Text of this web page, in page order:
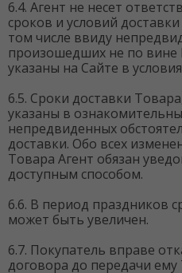
6.4. Агент не несет
сроков и условий
том числе ввиду
произошедших не по
указаны на Сайте в
6.5. Сроки доставки
указаны в
непредвиденных
доставки. Обо всех
Товара Агент обязан
доступным способом.
6.6. В период праздников
может быть увеличен.
6.7. Покупатель вправе
договора до передачи